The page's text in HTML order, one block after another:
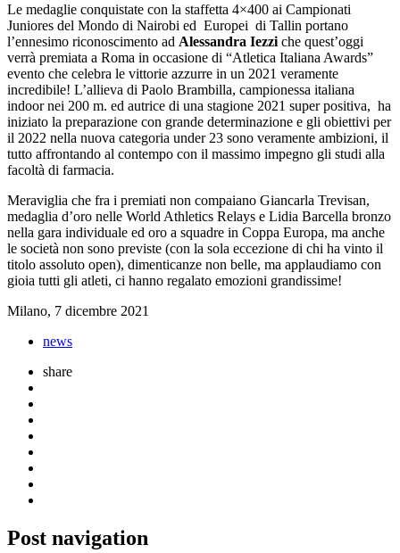
Le medaglie conquistate con la staffetta 4×400 ai Campionati
Juniores del Mondo di Nairobi ed Europei di Tallin portano
l’ennesimo riconoscimento ad Alessandra Iezzi che quest’oggi
verrà premiata a Roma in occasione di “Atletica Italiana Awards”
evento che celebra le vittorie azzurre in un 2021 veramente
incredibile! L’allieva di Paolo Brambilla, campionessa italiana
indoor nei 200 m. ed autrice di una stagione 2021 super positiva, ha
iniziato la preparazione con grande determinazione e gli obiettivi per
il 2022 nella nuova categoria under 23 sono veramente ambizioni, il
tutto affrontando al contempo con il massimo impegno gli studi alla
facoltà di farmacia.
Meraviglia che fra i premiati non compaiano Giancarla Trevisan,
medaglia d’oro nelle World Athletics Relays e Lidia Barcella bronzo
nella gara individuale ed oro a squadre in Coppa Europa, ma anche
le società non sono previste (con la sola eccezione di chi ha vinto il
titolo assoluto open), dimenticanze non belle, ma applaudiamo con
gioia tutti gli atleti, ci hanno regalato emozioni grandissime!
Milano, 7 dicembre 2021
news
share
Post navigation